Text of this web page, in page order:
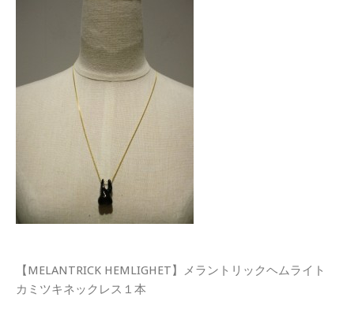
【MELANTRICK HEMLIGHET】メラントリックヘムライト
カミツキネックレス１本